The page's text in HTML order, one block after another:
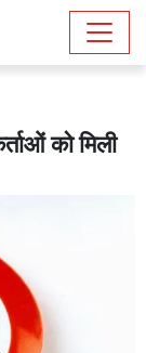
को मिली